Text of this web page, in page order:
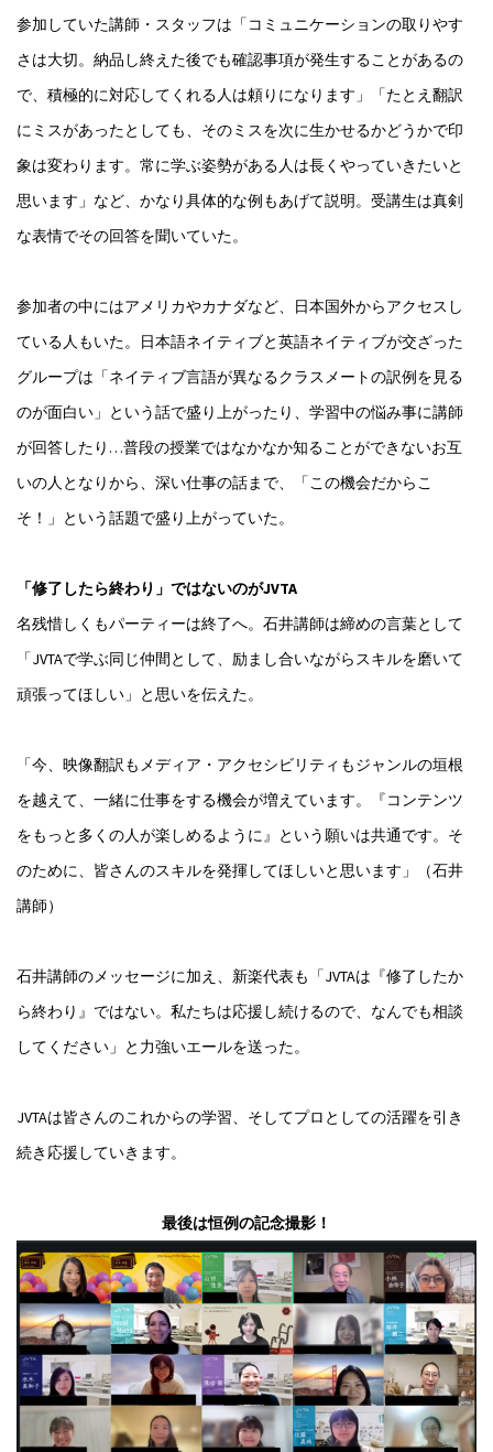
参加していた講師・スタッフは「コミュニケーションの取りやす
さは大切。納品し終えた後でも確認事項が発生することがあるの
で、積極的に対応してくれる人は頼りになります」「たとえ翻訳
にミスがあったとしても、そのミスを次に生かせるかどうかで印
象は変わります。常に学ぶ姿勢がある人は長くやっていきたいと
思います」など、かなり具体的な例もあげて説明。受講生は真剣
な表情でその回答を聞いていた。
参加者の中にはアメリカやカナダなど、日本国外からアクセスし
ている人もいた。日本語ネイティブと英語ネイティブが交ざった
グループは「ネイティブ言語が異なるクラスメートの訳例を見る
のが面白い」という話で盛り上がったり、学習中の悩み事に講師
が回答したり…普段の授業ではなかなか知ることができないお互
いの人となりから、深い仕事の話まで、「この機会だからこ
そ！」という話題で盛り上がっていた。
「修了したら終わり」ではないのがJVTA
名残惜しくもパーティーは終了へ。石井講師は締めの言葉として
「JVTAで学ぶ同じ仲間として、励まし合いながらスキルを磨いて
頑張ってほしい」と思いを伝えた。
「今、映像翻訳もメディア・アクセシビリティもジャンルの垣根
を越えて、一緒に仕事をする機会が増えています。『コンテンツ
をもっと多くの人が楽しめるように』という願いは共通です。そ
のために、皆さんのスキルを発揮してほしいと思います」（石井
講師）
石井講師のメッセージに加え、新楽代表も「JVTAは『修了したか
ら終わり』ではない。私たちは応援し続けるので、なんでも相談
してください」と力強いエールを送った。
JVTAは皆さんのこれからの学習、そしてプロとしての活躍を引き
続き応援していきます。
最後は恒例の記念撮影！